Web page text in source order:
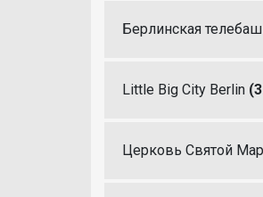
Берлинская
Little Big City Berlin
Церковь Святой